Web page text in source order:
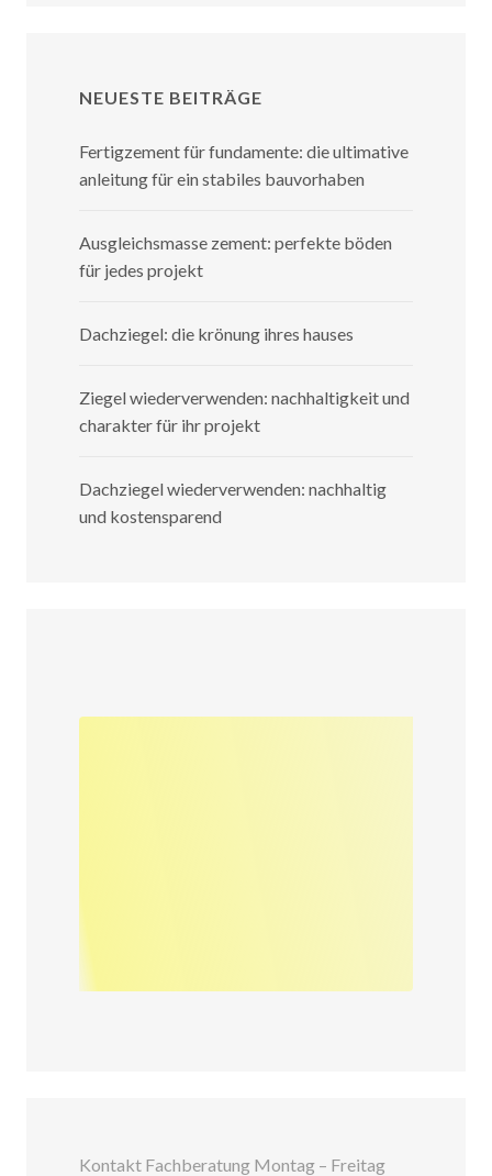
NEUESTE BEITRÄGE
Fertigzement für fundamente: die ultimative
anleitung für ein stabiles bauvorhaben
Ausgleichsmasse zement: perfekte böden
für jedes projekt
Dachziegel: die krönung ihres hauses
Ziegel wiederverwenden: nachhaltigkeit und
charakter für ihr projekt
Dachziegel wiederverwenden: nachhaltig
und kostensparend
Kontakt Fachberatung Montag – Freitag